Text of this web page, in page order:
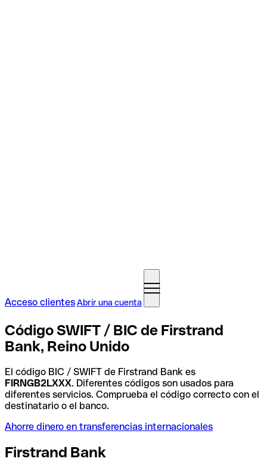
Acceso clientesAbrir una cuenta
Código SWIFT / BIC de Firstrand
Bank, Reino Unido
El código BIC / SWIFT de Firstrand Bank es
FIRNGB2LXXX. Diferentes códigos son usados para
diferentes servicios. Comprueba el código correcto con el
destinatario o el banco.
Ahorre dinero en transferencias internacionales
Firstrand Bank